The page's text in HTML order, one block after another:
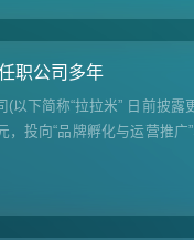
职公司多年
下简称“拉拉米” 日前披
投向“品牌孵化与运营推广